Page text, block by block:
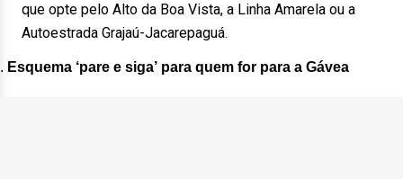
que opte pelo Alto da Boa Vista, a Linha Amarela ou a
Autoestrada Grajaú-Jacarepaguá.
. Esquema ‘pare e siga’ para quem for para a Gávea